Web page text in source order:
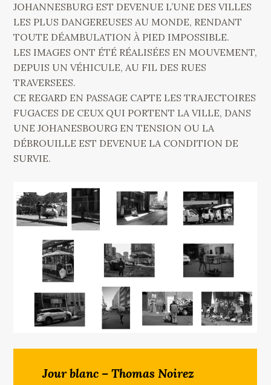
JOHANNESBURG EST DEVENUE L’UNE DES VILLES
LES PLUS DANGEREUSES AU MONDE, RENDANT
TOUTE DÉAMBULATION À PIED IMPOSSIBLE.
LES IMAGES ONT ÉTÉ RÉALISÉES EN MOUVEMENT,
DEPUIS UN VÉHICULE, AU FIL DES RUES
TRAVERSEES.
CE REGARD EN PASSAGE CAPTE LES TRAJECTOIRES
FUGACES DE CEUX QUI PORTENT LA VILLE, DANS
UNE JOHANESBOURG EN TENSION OU LA
DÉBROUILLE EST DEVENUE LA CONDITION DE
SURVIE.
Jour blanc – Thomas Noirez